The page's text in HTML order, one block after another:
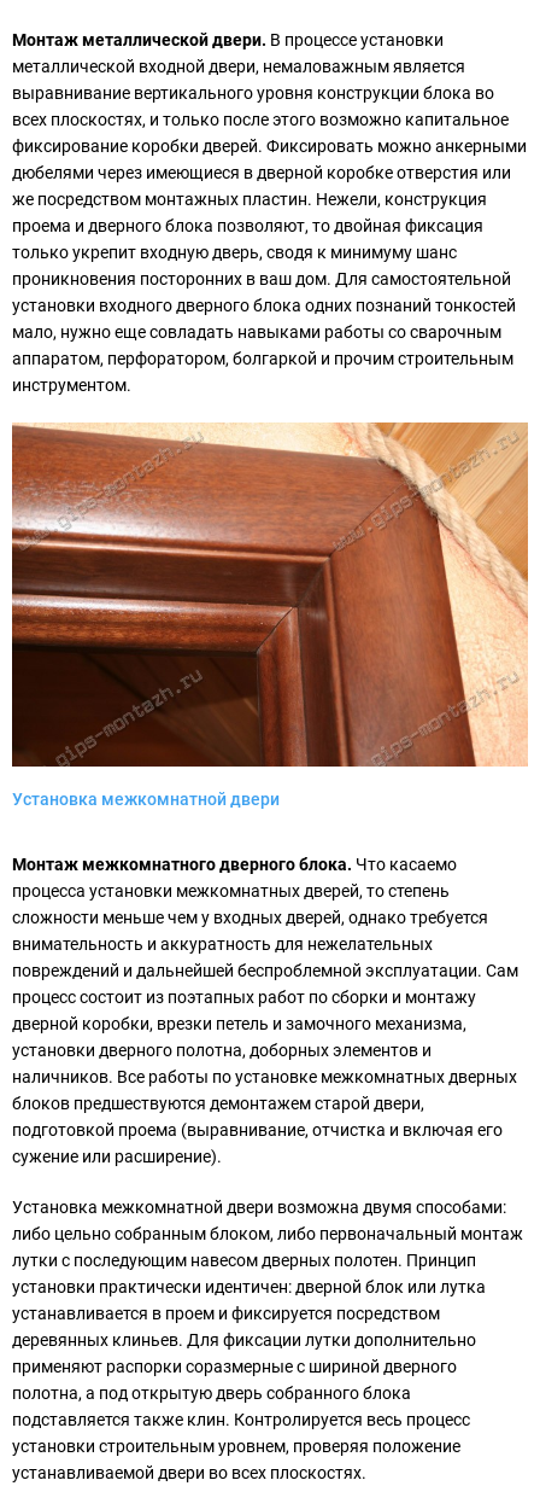
Монтаж металлической двери. В процессе установки
металлической входной двери, немаловажным является
выравнивание вертикального уровня конструкции блока во
всех плоскостях, и только после этого возможно капитальное
фиксирование коробки дверей. Фиксировать можно анкерными
дюбелями через имеющиеся в дверной коробке отверстия или
же посредством монтажных пластин. Нежели, конструкция
проема и дверного блока позволяют, то двойная фиксация
только укрепит входную дверь, сводя к минимуму шанс
проникновения посторонних в ваш дом. Для самостоятельной
установки входного дверного блока одних познаний тонкостей
мало, нужно еще совладать навыками работы со сварочным
аппаратом, перфоратором, болгаркой и прочим строительным
инструментом.
Установка межкомнатной двери
Монтаж межкомнатного дверного блока. Что касаемо
процесса установки межкомнатных дверей, то степень
сложности меньше чем у входных дверей, однако требуется
внимательность и аккуратность для нежелательных
повреждений и дальнейшей беспроблемной эксплуатации. Сам
процесс состоит из поэтапных работ по сборки и монтажу
дверной коробки, врезки петель и замочного механизма,
установки дверного полотна, доборных элементов и
наличников. Все работы по установке межкомнатных дверных
блоков предшествуются демонтажем старой двери,
подготовкой проема (выравнивание, отчистка и включая его
сужение или расширение).
Установка межкомнатной двери возможна двумя способами:
либо цельно собранным блоком, либо первоначальный монтаж
лутки с последующим навесом дверных полотен. Принцип
установки практически идентичен: дверной блок или лутка
устанавливается в проем и фиксируется посредством
деревянных клиньев. Для фиксации лутки дополнительно
применяют распорки соразмерные с шириной дверного
полотна, а под открытую дверь собранного блока
подставляется также клин. Контролируется весь процесс
установки строительным уровнем, проверяя положение
устанавливаемой двери во всех плоскостях.